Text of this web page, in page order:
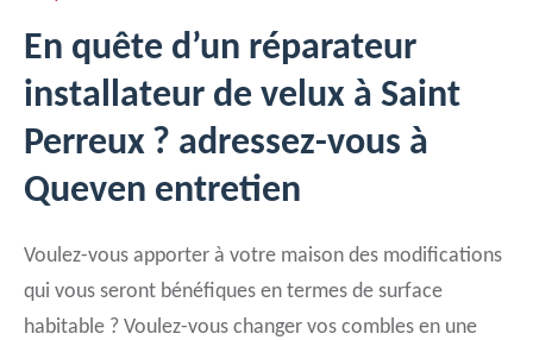
En quête d’un réparateur
installateur de velux à Saint
Perreux ? adressez-vous à
Queven entretien
Voulez-vous apporter à votre maison des modifications
qui vous seront bénéfiques en termes de surface
habitable ? Voulez-vous changer vos combles en une